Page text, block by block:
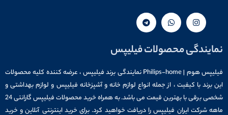
نمایندگی محصولات فیلیپس
فیلیپس هوم | Philips-home نمایندگی برند فیلیپس ، عرضه کننده کلیه محصولات
این برند با کیفیت ، از جمله انواع لوازم خانه و آشپزخانه فیلیپس و لوازم بهداشتی و
شخصی برقی با بهترین قیمت می باشد. به همراه خرید محصولات فیلیپس گارانتی 24
ماهه شرکت ایران فیلیپس را دریافت خواهید کرد. برای خرید اینترنتی آنلاین و خرید